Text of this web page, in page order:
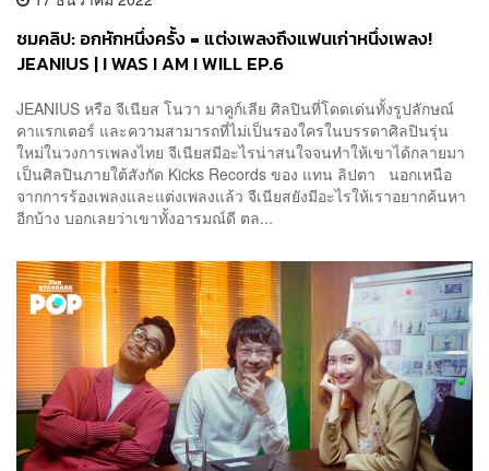
ชมคลิป: อกหักหนึ่งครั้ง = แต่งเพลงถึงแฟนเก่าหนึ่งเพลง!
JEANIUS | I WAS I AM I WILL EP.6
JEANIUS หรือ จีเนียส โนวา มาคูก์เลีย ศิลปินที่โดดเด่นทั้งรูปลักษณ์
คาแรกเตอร์ และความสามารถที่ไม่เป็นรองใครในบรรดาศิลปินรุ่น
ใหม่ในวงการเพลงไทย จีเนียสมีอะไรน่าสนใจจนทำให้เขาได้กลายมา
เป็นศิลปินภายใต้สังกัด Kicks Records ของ แทน ลิปตา นอกเหนือ
จากการร้องเพลงและแต่งเพลงแล้ว จีเนียสยังมีอะไรให้เราอยากค้นหา
อีกบ้าง บอกเลยว่าเขาทั้งอารมณ์ดี ตล...